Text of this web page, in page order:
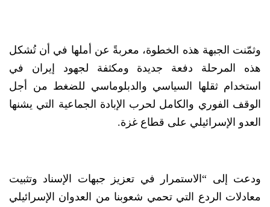
وثمّنت الجبهة هذه الخطوة، معربةً عن أملها في أن تُشكل
هذه المرحلة دفعة جديدة ومكثفة لجهود إيران في
استخدام ثقلها السياسي والدبلوماسي للضغط من أجل
الوقف الفوري والكامل لحرب الإبادة الجماعية التي يشنها
العدو الإسرائيلي على قطاع غزة.
ودعت إلى “الاستمرار في تعزيز جبهات الإسناد وتثبيت
معادلات الردع التي تحمي شعوبنا من العدوان الإسرائيلي